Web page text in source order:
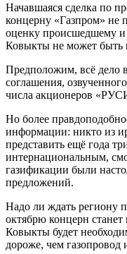
Начавшаяся сделка по
концерну «Газпром» не
оценку происшедшему и
Ковыкты не может быть
Предположим, всё дело
соглашения,
числа акционеров
Но более
информации: никто из
представить ещё года
интернациональным,
газификации были
предложений.
Надо ли ждать региону
октябрю концерн
Ковыкты будет
дороже, чем газопровод